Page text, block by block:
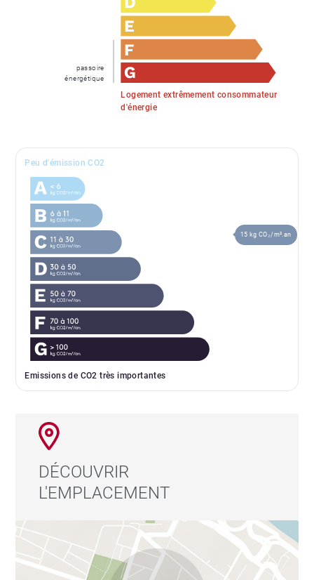
Logement extrêmement consommateur
d'énergie
passoire
énergétique
Peu d'émission CO2
Emissions de CO2 très importantes
15 kg CO₂/m².an
DÉCOUVRIR
L'EMPLACEMENT